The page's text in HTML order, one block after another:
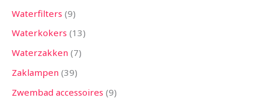
Waterfilters 9
Waterkokers 13
Waterzakken 7
Zaklampen 39
Zwembad accessoires 9